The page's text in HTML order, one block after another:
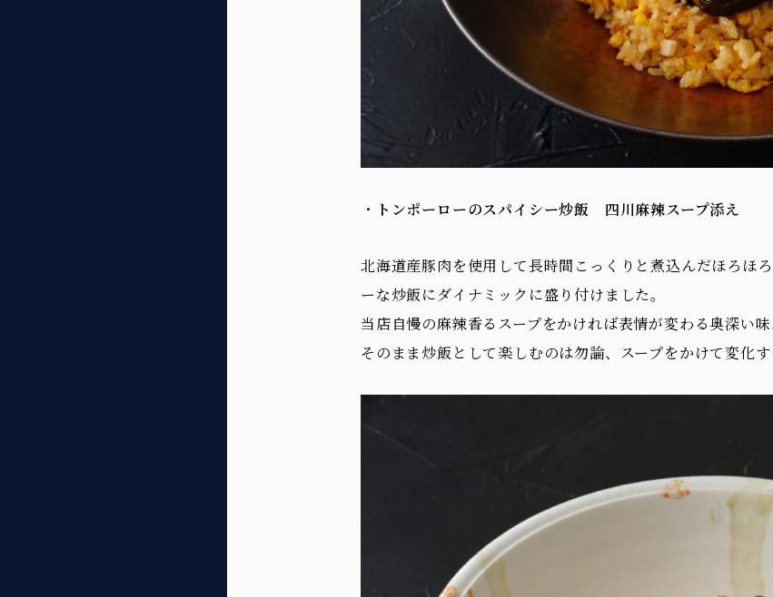
・ トンポーローのスパイシー炒飯 四川麻辣スープ添え
北海道産豚肉を使用して長時間こっくりと煮込んだほろほ
ーな炒飯にダイナミックに盛り付けました。
当店自慢の麻辣香るスープをかければ表情が変わる奥深い味
そのまま炒飯として楽しむのは勿論、スープをかけて変化